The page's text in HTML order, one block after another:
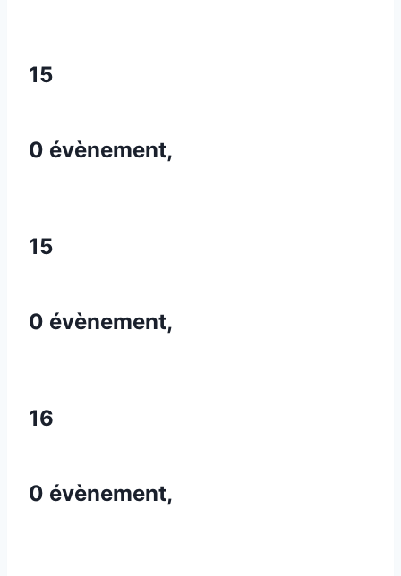
15
0 évènement,
15
0 évènement,
16
0 évènement,